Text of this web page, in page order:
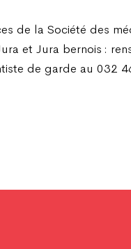
de la Société des
et Jura bernois :
de garde au 032